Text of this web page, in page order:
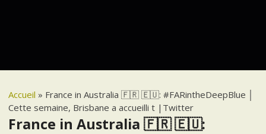
Accueil » France in Australia 🇫🇷 🇪🇺: #FARintheDeepBlue │
Cette semaine, Brisbane a accueilli t |Twitter
France in Australia 🇫🇷 🇪🇺: